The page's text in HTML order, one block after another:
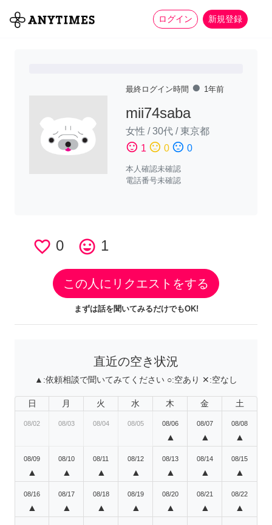
ログイン 新規登録
全て 家事 more_horiz
最終ログイン時間 fiber_manual_record 1年前
mii74saba
女性 /30代 /東京都
sentiment_satisfied 1 sentiment_neutral 0 sentiment_dissatisfied 0
本人確認未確認
電話番号未確認
favorite_border 0 tag_faces 1
この人にリクエストをする
まずは話を聞いてみるだけでもOK!
直近の空き状況
▲:依頼相談で聞いてみてください ○:空あり ✕:空なし
日 月 火 水 木 金 土
08/02 08/03 08/04 08/05 08/06
▲
08/07
▲
08/08
▲
08/09
▲
08/10
▲
08/11
▲
08/12
▲
08/13
▲
08/14
▲
08/15
▲
08/16
▲
08/17
▲
08/18
▲
08/19
▲
08/20
▲
08/21
▲
08/22
▲